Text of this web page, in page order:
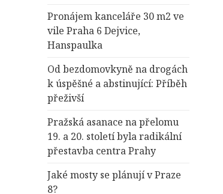
Pronájem kanceláře 30 m2 ve
vile Praha 6 Dejvice,
Hanspaulka
Od bezdomovkyně na drogách
k úspěšné a abstinující: Příběh
přeživší
Pražská asanace na přelomu
19. a 20. století byla radikální
přestavba centra Prahy
Jaké mosty se plánují v Praze
8?